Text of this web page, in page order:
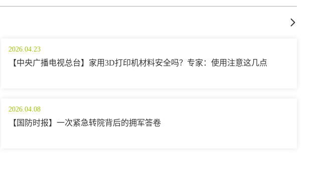

2026.04.23
【中央广播电视总台】家用3D打印机材料安全吗？专家：使用注意这几点
2026.04.08
【国防时报】一次紧急转院背后的拥军答卷